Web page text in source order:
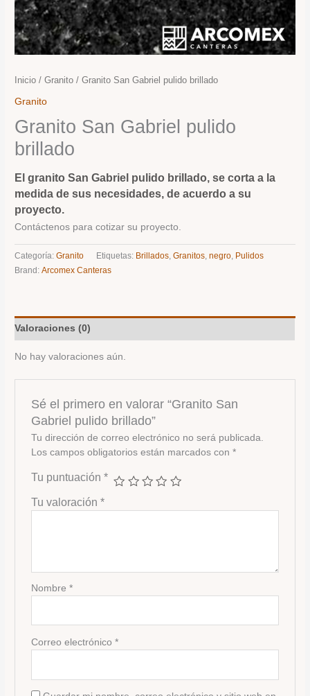
Inicio /Granito / Granito San Gabriel pulido brillado
Granito
Granito San Gabriel pulido
brillado
El granito San Gabriel pulido brillado, se corta a la
medida de sus necesidades, de acuerdo a su
proyecto.
Contáctenos para cotizar su proyecto.
Categoría:Granito Etiquetas: Brillados,Granitos,negro, Pulidos
Brand:Arcomex Canteras
Valoraciones (0)
No hay valoraciones aún.
Sé el primero en valorar “Granito San
Gabriel pulido brillado”
Tu dirección de correo electrónico no será publicada.
Los campos obligatorios están marcados con *
Tu puntuación *
Tu valoración *
Nombre *
Correo electrónico *